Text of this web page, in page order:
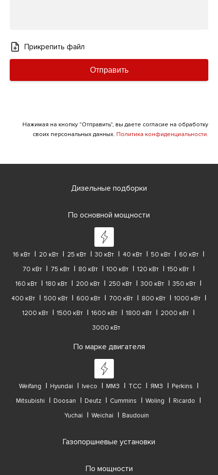
Прикрепить файл
Отправить
Нажимая на кнопку "Отправить", вы даете согласие на обработку
своих персональных данных. Политика конфиденциальности.
Дизельные подборки
По основной мощности
16 кВт 20 кВт 25 кВт 30 кВт 40 кВт 50 кВт
60 кВт
70 кВт
75 кВт 80 кВт 100 кВт 120 кВт
150 кВт
160 кВт
180 кВт 200 кВт 250 кВт 300 кВт
350 кВт
400 кВт
500 кВт 600 кВт 700 кВт 800 кВт
1000 кВт
1200 кВт
1500 кВт 1600 кВт 1800 кВт
2000 кВт
3000 кВт
По марке двигателя
Weifang Hyundai Iveco ММЗ ТСС ЯМЗ
Perkins
Mitsubishi
Doosan Deutz Cummins Woling
Ricardo
Yuchai
Weichai Baudouin
Газопоршневые установки
По мощности